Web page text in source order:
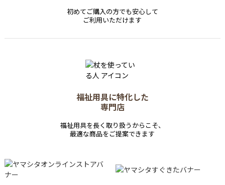
初めてご購入の方でも安心して
ご利用いただけます
福祉用具に特化した
専門店
福祉用具を長く取り扱うからこそ、
最適な商品をご提案できます